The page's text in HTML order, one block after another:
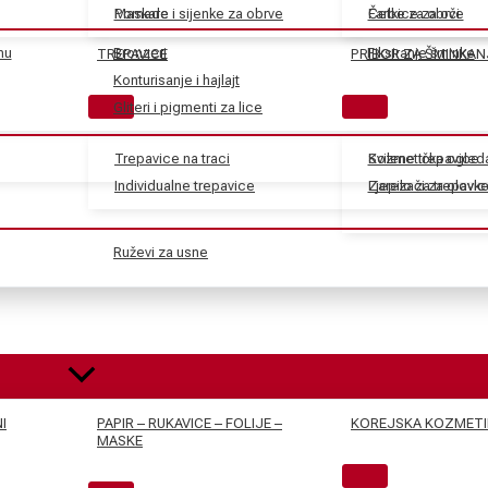
Bronzeri
Konturisanje i hajlajt
Gliteri i pigmenti za lice
Fiksiranje šminke
Ruževi za usne
Maskare
Pomade i sijenke za obrve
Farbe za obrve
TREPAVICE
Trepavice na traci
Individualne trepavice
Svilene trepavice
Ljepilo za
Četkice za oči
PRIBOR ZA
Kozmetička
Zarezači za olovke
PAPIR – RUKAVICE – FOLIJE –
MASKE
KOREJSKA